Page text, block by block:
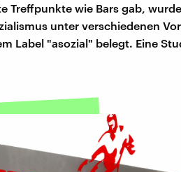
Treffpunkte wie Bars gab,
unter verschiedenen
Label "asozial" belegt. Eine